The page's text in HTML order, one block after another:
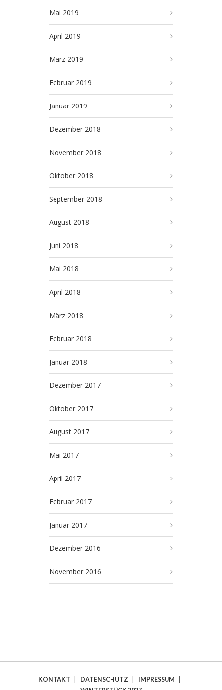
Mai 2019
April 2019
März 2019
Februar 2019
Januar 2019
Dezember 2018
November 2018
Oktober 2018
September 2018
August 2018
Juni 2018
Mai 2018
April 2018
März 2018
Februar 2018
Januar 2018
Dezember 2017
Oktober 2017
August 2017
Mai 2017
April 2017
Februar 2017
Januar 2017
Dezember 2016
November 2016
KONTAKT DATENSCHUTZ IMPRESSUM